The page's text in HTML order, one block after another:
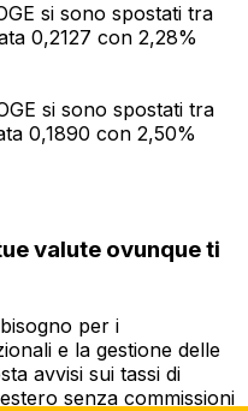
si sono spostati tra
0,2127 con 2,28%
si sono spostati tra
0,1890 con 2,50%
valute ovunque ti
per i
e la gestione delle
avvisi sui tassi di
senza commissioni